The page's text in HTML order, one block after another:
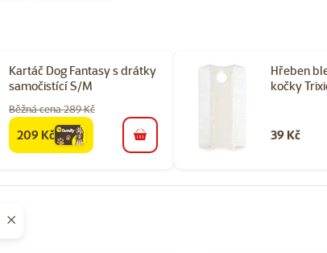
Kartáč Dog Fantasy s drátky
samočistící S/M
Běžná cena 289 Kč
familycena
209 Kč do košíku
Hřeben
kočky
39 Kč